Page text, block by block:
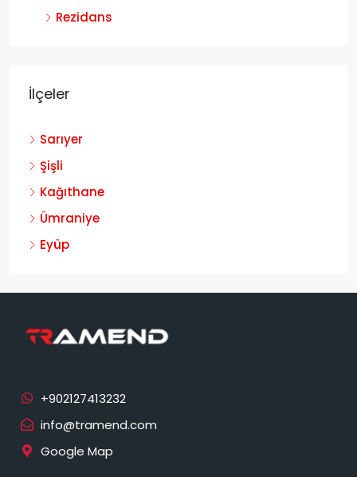
Rezidans
İlçeler
Sarıyer
Şişli
Kağıthane
Ümraniye
Eyüp
info@tramend.com
Google Map